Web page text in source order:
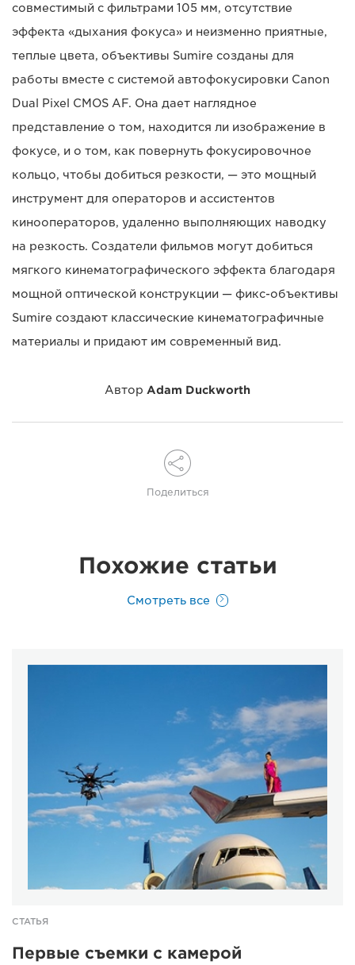
совместимый с фильтрами 105 мм, отсутствие
эффекта «дыхания фокуса» и неизменно приятные,
теплые цвета, объективы Sumire созданы для
работы вместе с системой автофокусировки Canon
Dual Pixel CMOS AF. Она дает наглядное
представление о том, находится ли изображение в
фокусе, и о том, как повернуть фокусировочное
кольцо, чтобы добиться резкости, — это мощный
инструмент для операторов и ассистентов
кинооператоров, удаленно выполняющих наводку
на резкость. Создатели фильмов могут добиться
мягкого кинематографического эффекта благодаря
мощной оптической конструкции — фикс-объективы
Sumire создают классические кинематографичные
материалы и придают им современный вид.
Автор Adam Duckworth
Поделиться
Похожие статьи
Смотреть все
СТАТЬЯ
Первые съемки с камерой